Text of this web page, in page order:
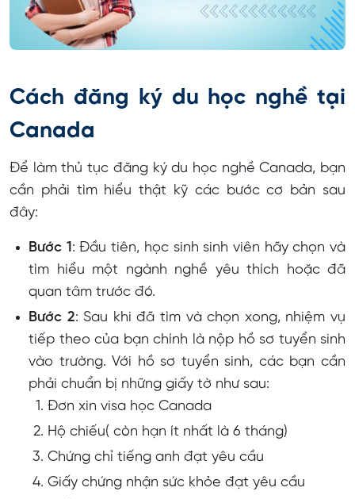
Cách đăng ký du học nghề tại
Canada
Để làm thủ tục đăng ký du học nghề Canada, bạn
cần phải tìm hiểu thật kỹ các bước cơ bản sau
đây:
Bước 1: Đầu tiên, học sinh sinh viên hãy chọn và
tìm hiểu một ngành nghề yêu thích hoặc đã
quan tâm trước đó.
Bước 2: Sau khi đã tìm và chọn xong, nhiệm vụ
tiếp theo của bạn chính là nộp hồ sơ tuyển sinh
vào trường. Với hồ sơ tuyển sinh, các bạn cần
phải chuẩn bị những giấy tờ như sau:
Đơn xin visa học Canada
Hộ chiếu( còn hạn ít nhất là 6 tháng)
Chứng chỉ tiếng anh đạt yêu cầu
Giấy chứng nhận sức khỏe đạt yêu cầu